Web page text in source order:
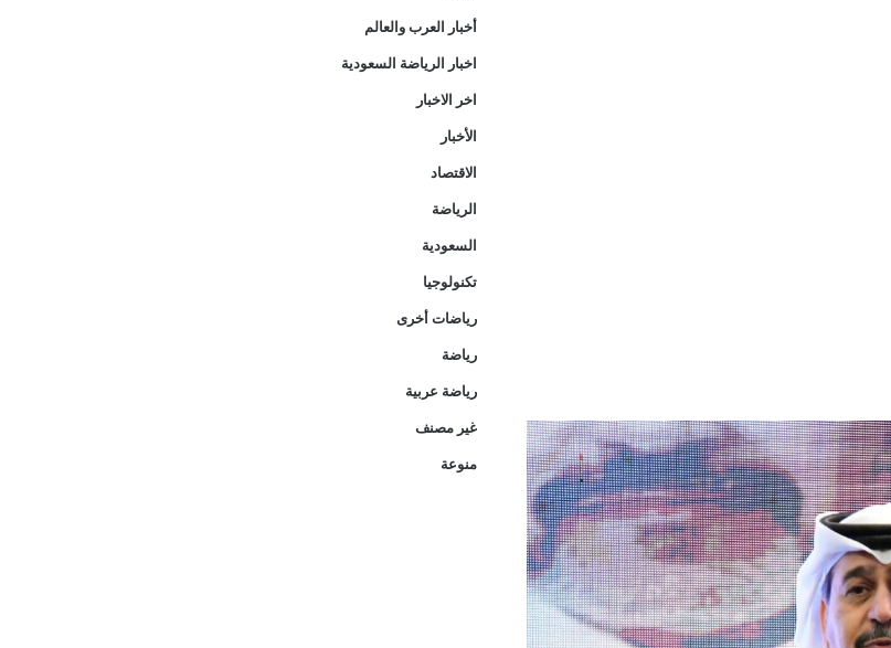
أخبار العرب والعالم
اخبار الرياضة السعودية
اخر الاخبار
الأخبار
الاقتصاد
الرياضة
السعودية
تكنولوجيا
رياضات أخرى
رياضة
رياضة عربية
غير مصنف
منوعة